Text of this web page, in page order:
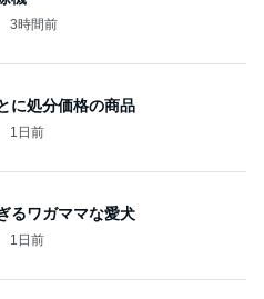
1日前
るワガママな愛犬
1日前
い地殻変動の数値
1日前